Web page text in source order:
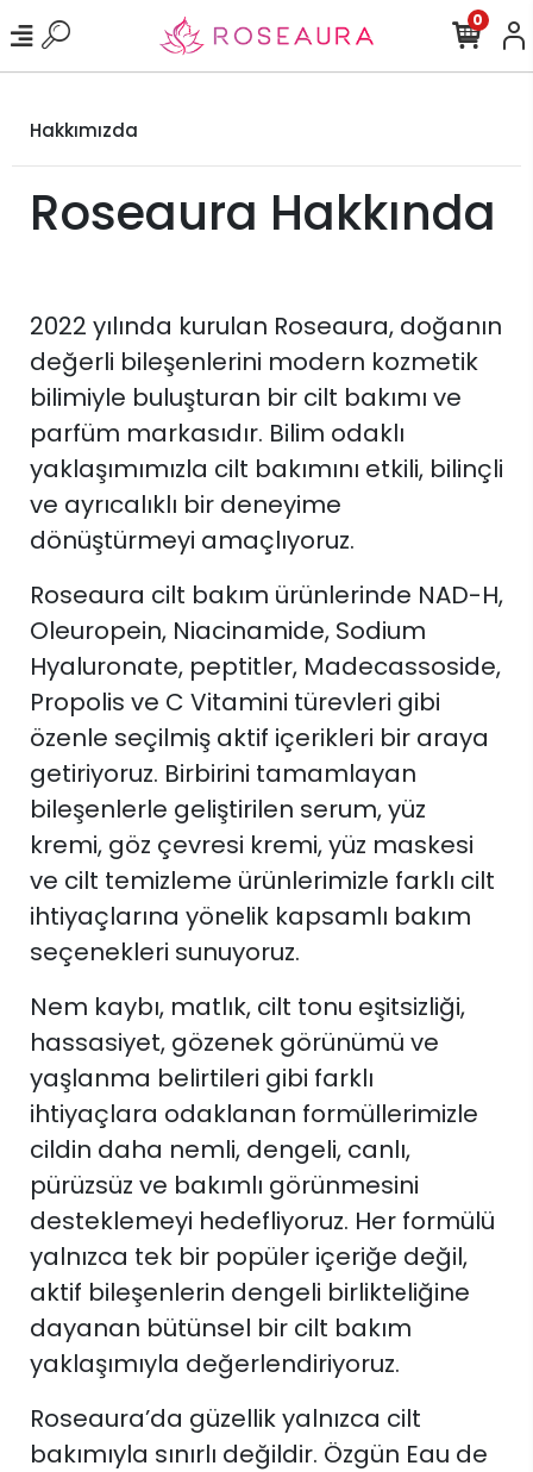
0
Hakkımızda
Roseaura Hakkında
2022 yılında kurulan Roseaura, doğanın
değerli bileşenlerini modern kozmetik
bilimiyle buluşturan bir cilt bakımı ve
parfüm markasıdır. Bilim odaklı
yaklaşımımızla cilt bakımını etkili, bilinçli
ve ayrıcalıklı bir deneyime
dönüştürmeyi amaçlıyoruz.
Roseaura cilt bakım ürünlerinde NAD-H,
Oleuropein, Niacinamide, Sodium
Hyaluronate, peptitler, Madecassoside,
Propolis ve C Vitamini türevleri gibi
özenle seçilmiş aktif içerikleri bir araya
getiriyoruz. Birbirini tamamlayan
bileşenlerle geliştirilen serum, yüz
kremi, göz çevresi kremi, yüz maskesi
ve cilt temizleme ürünlerimizle farklı cilt
ihtiyaçlarına yönelik kapsamlı bakım
seçenekleri sunuyoruz.
Nem kaybı, matlık, cilt tonu eşitsizliği,
hassasiyet, gözenek görünümü ve
yaşlanma belirtileri gibi farklı
ihtiyaçlara odaklanan formüllerimizle
cildin daha nemli, dengeli, canlı,
pürüzsüz ve bakımlı görünmesini
desteklemeyi hedefliyoruz. Her formülü
yalnızca tek bir popüler içeriğe değil,
aktif bileşenlerin dengeli birlikteliğine
dayanan bütünsel bir cilt bakım
yaklaşımıyla değerlendiriyoruz.
Roseaura’da güzellik yalnızca cilt
bakımıyla sınırlı değildir. Özgün Eau de